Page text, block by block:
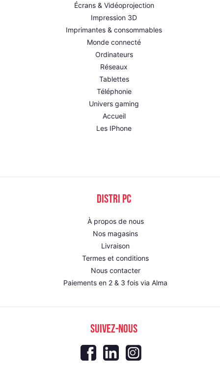
Écrans & Vidéoprojection
Impression 3D
Imprimantes & consommables
Monde connecté
Ordinateurs
Réseaux
Tablettes
Téléphonie
Univers gaming
Accueil
Les IPhone
DISTRI PC
À propos de nous
Nos magasins
Livraison
Termes et conditions
Nous contacter
Paiements en 2 & 3 fois via Alma
SUIVEZ-NOUS